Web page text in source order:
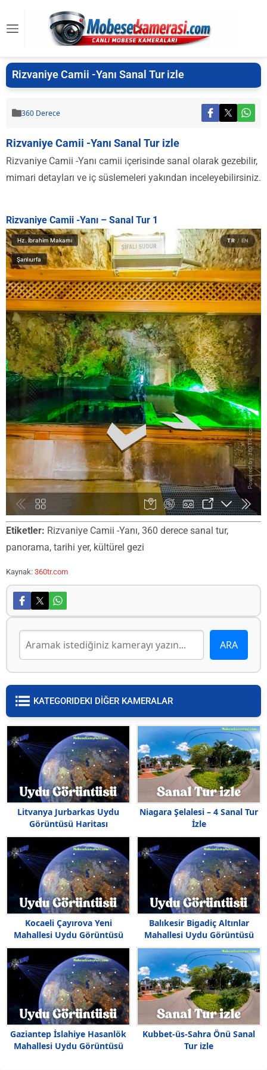
Rizvaniye Camii -Yanı Sanal Tur izle
360 Derece
Rizvaniye Camii -Yanı Sanal Tur izle
Rizvaniye Camii -Yanı camii içerisinde sanal olarak gezebilir,
mimari detayları ve iç süslemeleri yakından inceleyebilirsiniz.
Rizvaniye Camii -Yanı – Sanal Tur 1
Etiketler: Rizvaniye Camii -Yanı, 360 derece sanal tur,
panorama, tarihi yer, kültürel gezi
Kaynak: 360tr.com
KATEGORIDEKI DİĞER KAMERALAR
Litvanya Jurbarkas Uydu
Görüntüsü Haritası
Niagara Şelalesi – 4 Sanal Tur
İzle
Kocaeli Çayırova Yeni
Mahallesi Uydu Görüntüsü
Balıkesir Bigadiç Altınlar
Mahallesi Uydu Görüntüsü
Gaziantep İslahiye Hasanlök
Mahallesi Uydu Görüntüsü
Kubbet-üs-Sahra Önü Sanal
Tur izle